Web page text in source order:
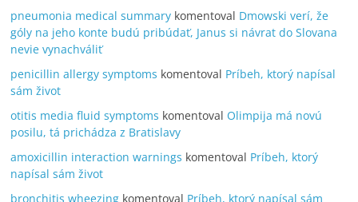
pneumonia medical summary komentoval Dmowski verí, že
góly na jeho konte budú pribúdať, Janus si návrat do Slovana
nevie vynachváliť
penicillin allergy symptoms komentoval Príbeh, ktorý napísal
sám život
otitis media fluid symptoms komentoval Olimpija má novú
posilu, tá prichádza z Bratislavy
amoxicillin interaction warnings komentoval Príbeh, ktorý
napísal sám život
bronchitis wheezing komentoval Príbeh, ktorý napísal sám